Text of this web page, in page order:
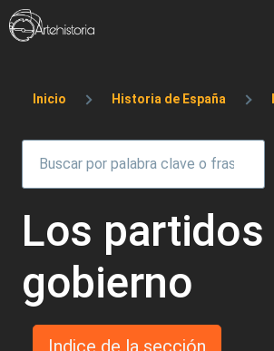
Pasar al contenido principal
Sobrescribir enlaces
Inicio Historia de España
Los partidos
gobierno
Indice de la sección